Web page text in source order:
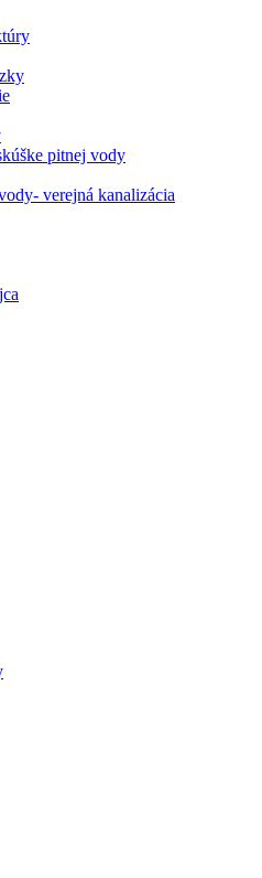
pitnej vody
verejná kanalizácia